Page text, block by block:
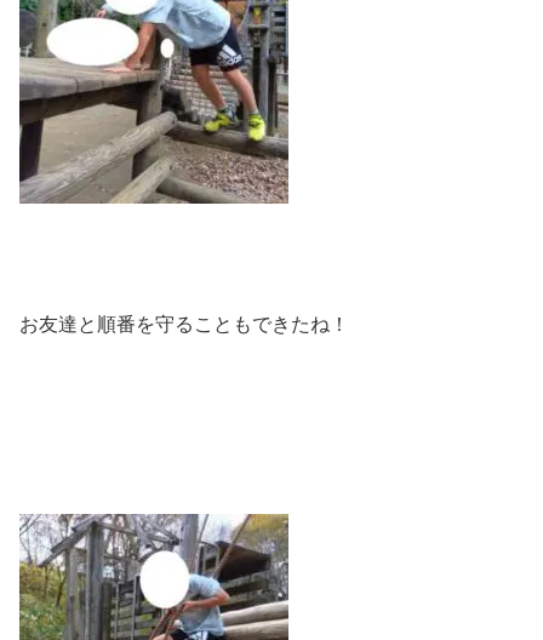
お友達と順番を守ることもできたね！